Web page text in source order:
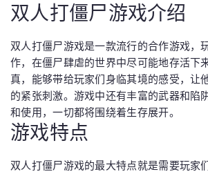
双人打僵尸游戏介绍
双人打僵尸游戏是一款流行的合作游戏，
作，在僵尸肆虐的世界中尽可能地存活下
真，能够带给玩家们身临其境的感受，让
的紧张刺激。游戏中还有丰富的武器和陷
和使用，一切都将围绕着生存展开。
游戏特点
双人打僵尸游戏的最大特点就是需要玩家